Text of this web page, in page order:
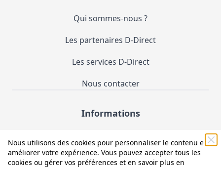
Nous utilisons des cookies pour personnaliser le contenu et
améliorer votre expérience. Vous pouvez accepter tous les
cookies ou gérer vos préférences et en savoir plus en
Qui sommes-nous ?
Les partenaires D-Direct
Les services D-Direct
Nous contacter
Informations
Demande de catalogue
Mentions légales et CGV